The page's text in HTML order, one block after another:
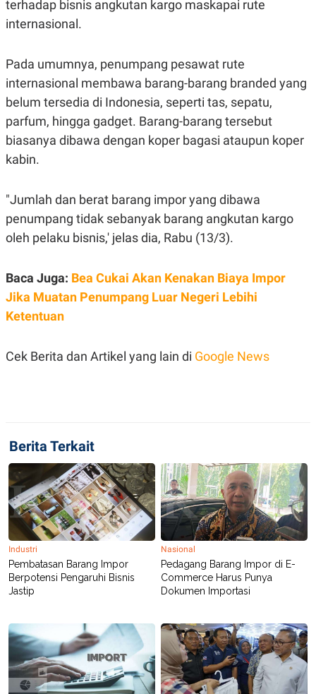
C
D
Y
L
A
.
I
D
L
N
G
G
A
N
C
T
A
K
N
R
J
A
I
E
N
P
P
R
D
E
R
T
I
D
I
A
.
I
D
SITEMAP
OF
USE
PEDOMAN
PRIVACY
POLICY
terhadap bisnis angkutan kargo maskapai rute
internasional.
Pada umumnya, penumpang pesawat rute
internasional membawa barang-barang branded yang
belum tersedia di Indonesia, seperti tas, sepatu,
parfum, hingga gadget. Barang-barang tersebut
biasanya dibawa dengan koper bagasi ataupun koper
kabin.
"Jumlah dan berat barang impor yang dibawa
penumpang tidak sebanyak barang angkutan kargo
oleh pelaku bisnis,' jelas dia, Rabu (13/3).
Baca Juga: Bea Cukai Akan Kenakan Biaya Impor
Jika Muatan Penumpang Luar Negeri Lebihi
Ketentuan
Cek Berita dan Artikel yang lain di Google News
Berita Terkait
Industri
Pembatasan Barang Impor
Berpotensi Pengaruhi Bisnis
Jastip
Nasional
Pedagang Barang Impor di E-
Commerce Harus Punya
Dokumen Importasi